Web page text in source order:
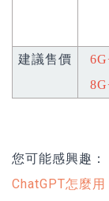
建議售價
您可能感興趣：
ChatGPT怎麼